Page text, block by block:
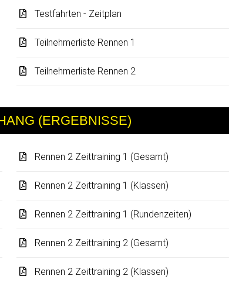
Testfahrten - Zeitplan
Teilnehmerliste Rennen 1
Teilnehmerliste Rennen 2
(ERGEBNISSE)
Rennen 2 Zeittraining 1 (Gesamt)
Rennen 2 Zeittraining 1 (Klassen)
Rennen 2 Zeittraining 1 (Rundenzeiten)
Rennen 2 Zeittraining 2 (Gesamt)
Rennen 2 Zeittraining 2 (Klassen)